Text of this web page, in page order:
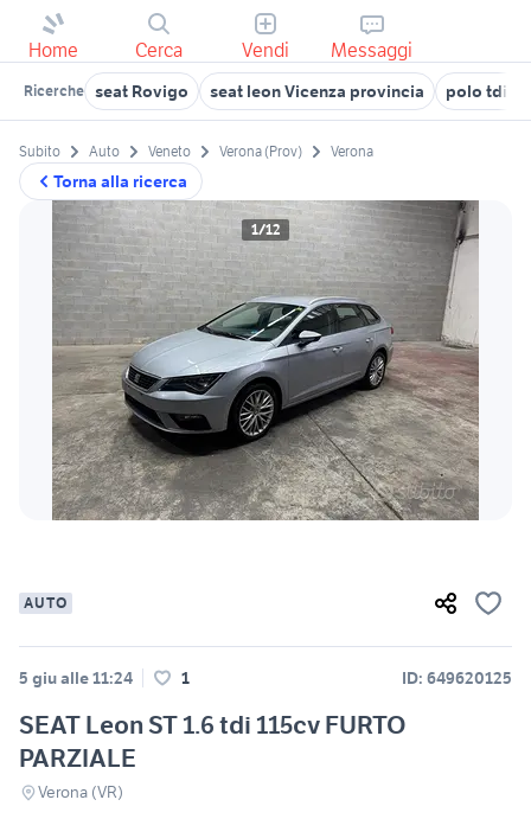
Home Cerca Vendi Messaggi
Ricerche seat Rovigo seat leon Vicenza provincia polo tdi
Torna alla ricerca
Subito Auto Veneto Verona (Prov) Verona
1/12
AUTO
5 giu alle 11:24 1 ID: 649620125
SEAT Leon ST 1.6 tdi 115cv FURTO
PARZIALE
Verona (VR)